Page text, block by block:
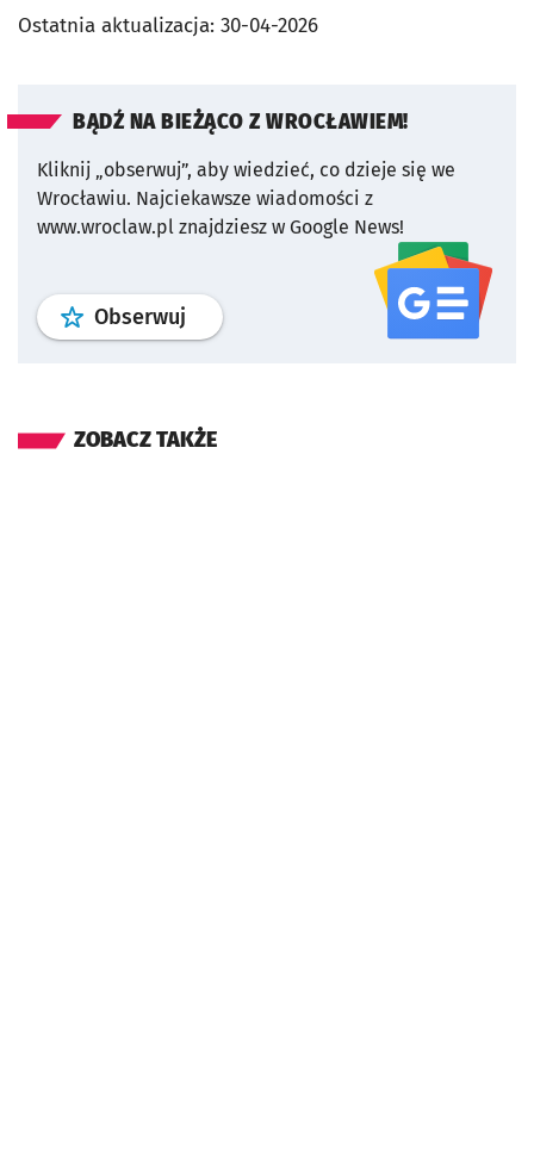
Ostatnia aktualizacja: 30-04-2026
BĄDŹ NA BIEŻĄCO Z WROCŁAWIEM!
Kliknij „obserwuj”, aby wiedzieć, co dzieje się we
Wrocławiu. Najciekawsze wiadomości z
www.wroclaw.pl znajdziesz w Google News!
Obserwuj profil serwisu
ZOBACZ TAKŻE